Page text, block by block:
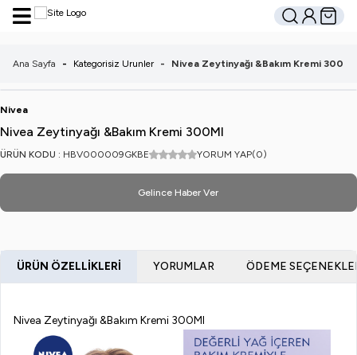
Hesabım
Sepetim
Ana Sayfa - Kategorisiz Urunler - Nivea Zeytinyağı &Bakım Kremi 300Ml
Nivea
Nivea Zeytinyağı &Bakım Kremi 300Ml
ÜRÜN KODU : HBV000009GKBE YORUM YAP(0)
Gelince Haber Ver
ÜRÜN ÖZELLIKLERI YORUMLAR ÖDEME
Nivea Zeytinyağı &Bakım Kremi 300Ml